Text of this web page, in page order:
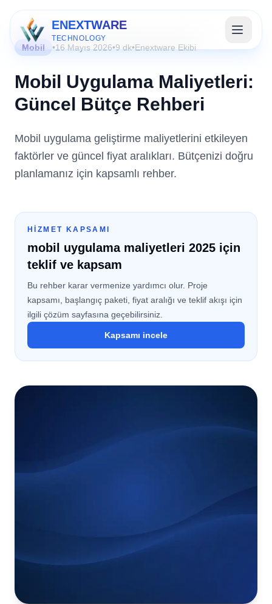
ENEXTWARE
TECHNOLOGY
Mobil •16 Mayıs 2026•9 dk•Enextware Ekibi
Mobil Uygulama Maliyetleri:
Güncel Bütçe Rehberi
Mobil uygulama geliştirme maliyetlerini etkileyen
faktörler ve güncel fiyat aralıkları. Bütçenizi doğru
planlamanız için kapsamlı rehber.
HIZMET KAPSAMI
mobil uygulama maliyetleri 2025 için
teklif ve kapsam
Bu rehber karar vermenize yardımcı olur. Proje
kapsamı, başlangıç paketi, fiyat aralığı ve teklif akışı için
ilgili çözüm sayfasına geçebilirsiniz.
Kapsamı incele